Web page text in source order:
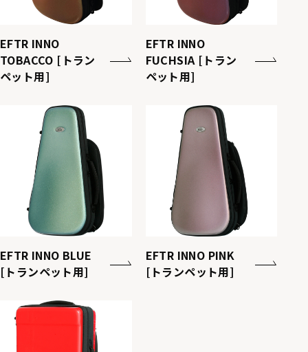
EFTR INNO
TOBACCO [トラン
ペット用]
EFTR INNO
FUCHSIA [トラン
ペット用]
EFTR INNO BLUE
[トランペット用]
EFTR INNO PINK
[トランペット用]